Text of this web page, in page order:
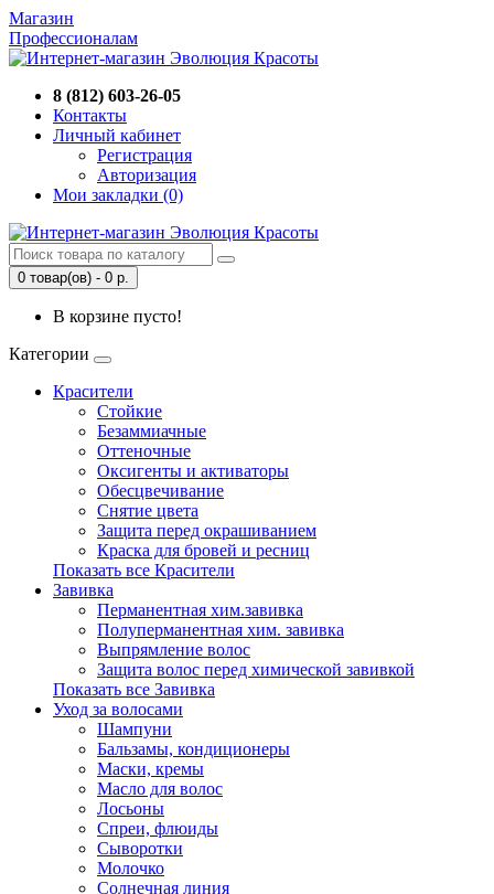
Магазин
Профессионалам
8 (812) 603-26-05
Контакты
Личный кабинет
Регистрация
Авторизация
Мои закладки (0)
0 товар(ов) - 0 р.
В корзине пусто!
Категории
Красители
Стойкие
Безаммиачные
Оттеночные
Оксигенты и активаторы
Обесцвечивание
Снятие цвета
Защита перед окрашиванием
Краска для бровей и ресниц
Показать все Красители
Завивка
Перманентная хим.завивка
Полуперманентная хим. завивка
Выпрямление волос
Защита волос перед химической завивкой
Показать все Завивка
Уход за волосами
Шампуни
Бальзамы, кондиционеры
Маски, кремы
Масло для волос
Лосьоны
Спреи, флюиды
Сыворотки
Молочко
Солнечная линия